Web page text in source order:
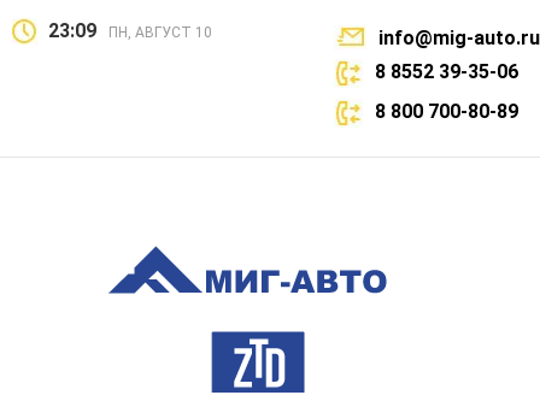
23:09 ПН, АВГУСТ 10
info@mig-auto.ru
8 8552 39-35-06
8 800 700-80-89